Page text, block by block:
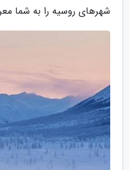
شهرهای روسیه را به شما